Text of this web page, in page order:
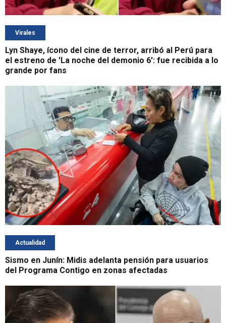
Virales
Lyn Shaye, ícono del cine de terror, arribó al Perú para
el estreno de 'La noche del demonio 6': fue recibida a lo
grande por fans
Actualidad
Sismo en Junín: Midis adelanta pensión para usuarios
del Programa Contigo en zonas afectadas